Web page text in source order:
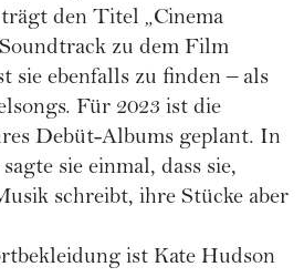
den Titel „Cinema
zu dem Film
sie ebenfalls zu finden – als
Für 2023 ist die
Debüt-Albums geplant. In
sie einmal, dass sie,
schreibt, ihre Stücke aber
ist Kate Hudson